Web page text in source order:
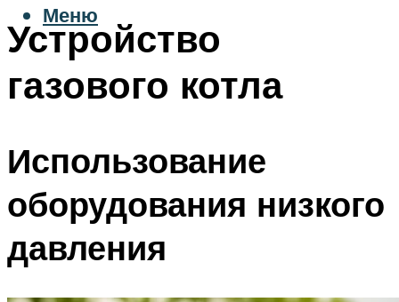
Меню
Устройство
газового котла
Использование
оборудования низкого
давления